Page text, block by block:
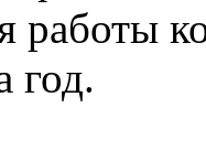
работы
год.